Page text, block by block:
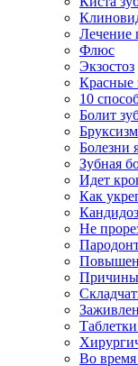
Лечение
Флюс
Экзостоз
Красные
10
Болит
Бруксизм
Болезни
Зубная
Идет
Как
Кандидоз
Не
Причины
Во время